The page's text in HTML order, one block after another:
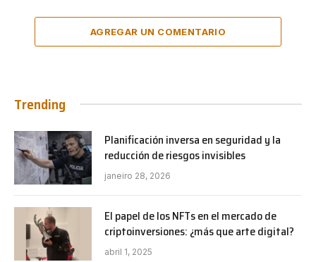
AGREGAR UN COMENTARIO
Trending
Planificación inversa en seguridad y la
reducción de riesgos invisibles
janeiro 28, 2026
El papel de los NFTs en el mercado de
criptoinversiones: ¿más que arte digital?
abril 1, 2025